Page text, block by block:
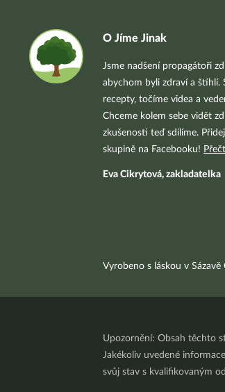
O Jíme Jinak
Jsme nadšení propagátoři
abychom byli zdraví a štíhlí.
recepty, točíme videa a
Chceme kolem sebe vidět
zkušenosti teď sdílíme.
skupině na Facebooku!
Eva Cikrytová, zakladatelka
Vyrobeno s láskou v
Upozornění: Obsah těchto
Jakékoliv uvedené
svůj stav s kvalifikovaným